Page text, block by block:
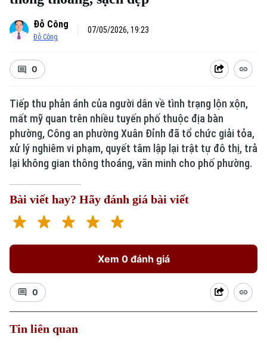
Đỗ Công
Đỗ Công
07/05/2026, 19:23
0
Tiếp thu phản ánh của người dân về tình trạng lộn xộn,
mất mỹ quan trên nhiều tuyến phố thuộc địa bàn
phường, Công an phường Xuân Đỉnh đã tổ chức giải tỏa,
xử lý nghiêm vi phạm, quyết tâm lập lại trật tự đô thị, trả
lại không gian thông thoáng, văn minh cho phố phường.
Bài viết hay? Hãy đánh giá bài viết
Xem 0 đánh giá
0
Tin liên quan